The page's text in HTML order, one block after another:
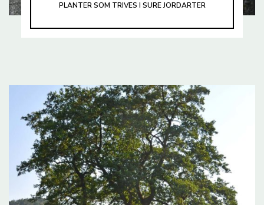
PLANTER SOM TRIVES I SURE JORDARTER